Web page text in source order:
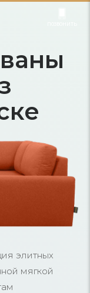
элитных
мягкой